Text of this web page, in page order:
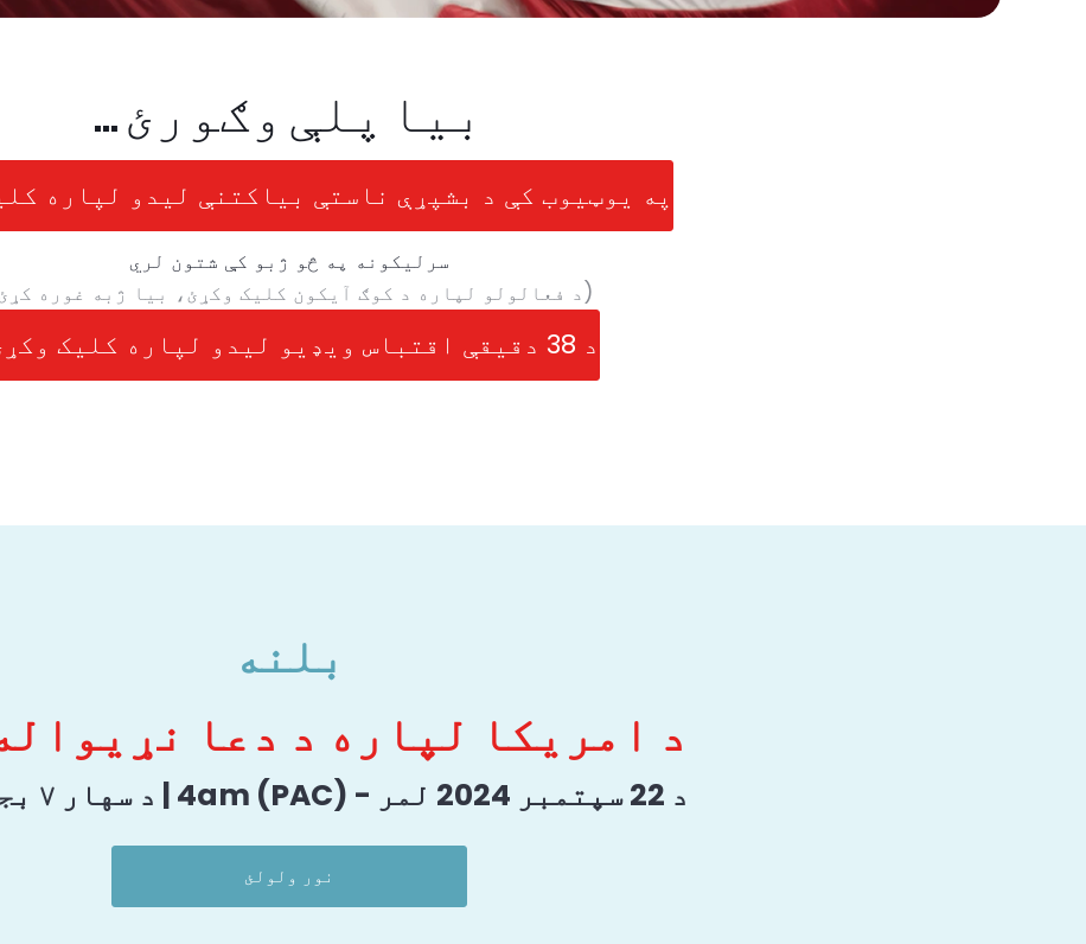
بیا پلې وګورئ ...
په یوټیوب کې د بشپړې ناستې بیاکتنې لیدو لپاره
سرلیکونه په څو ژبو کې شتون لري
(د فعالولو لپاره د کوګ آیکون کلیک وکړئ، بیا ژبه غوره
د 38 دقیقې اقتباس ویډیو لیدو لپاره کلیک وکړئ
بلنه
د امریکا لپاره د دعا
د 22 سپتمبر 2024 لمر - 4am (PAC) | د سهار ۷ بجې (EST)
نور ولولئ